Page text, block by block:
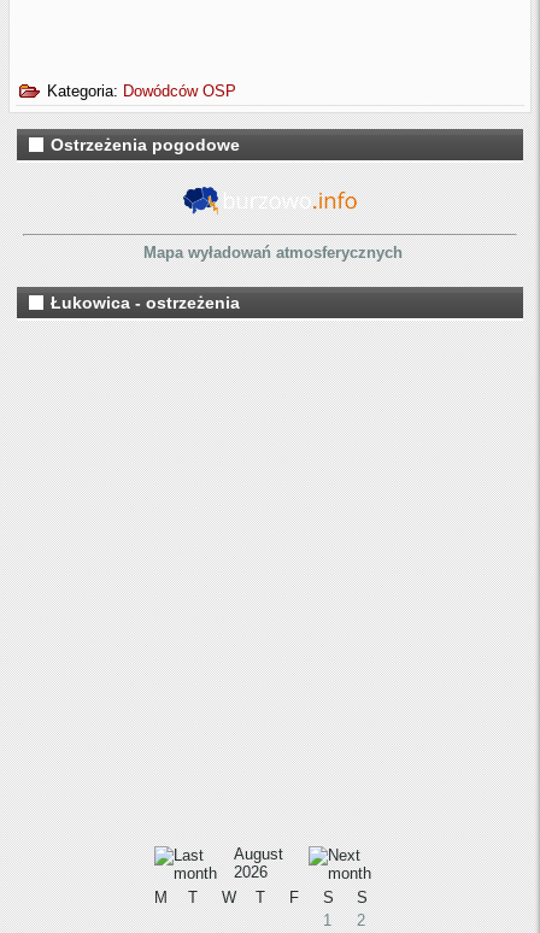
Kategoria: Dowódców OSP
Ostrzeżenia pogodowe
Mapa wyładowań atmosferycznych
Łukowica - ostrzeżenia
August
2026
M
T W T F S
S
1
2